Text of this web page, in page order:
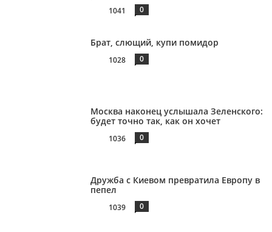
1041 0
Брат, слющий, купи помидор
1028 0
Москва наконец услышала Зеленского:
будет точно так, как он хочет
1036 0
Дружба с Киевом превратила Европу в
пепел
1039 0